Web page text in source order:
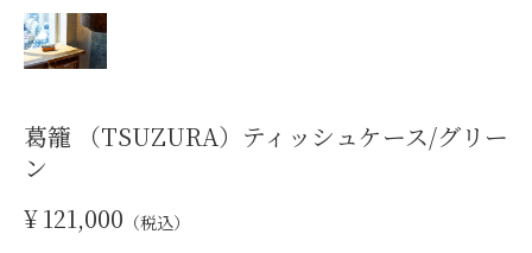
葛籠 （TSUZURA）ティッシュケース/グリー
ン
¥ 121,000 税込